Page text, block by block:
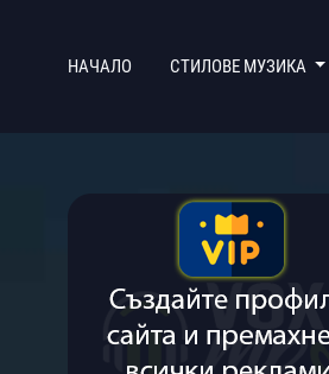
НАЧАЛО (CURRENT)
СТИЛОВЕ МУЗИКА